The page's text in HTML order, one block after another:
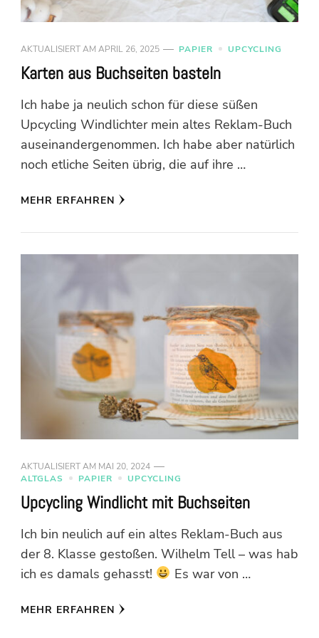
AKTUALISIERT AM APRIL 26, 2025 PAPIER UPCYCLING
Karten aus Buchseiten basteln
Ich habe ja neulich schon für diese süßen
Upcycling Windlichter mein altes Reklam-Buch
auseinandergenommen. Ich habe aber natürlich
noch etliche Seiten übrig, die auf ihre …
MEHR ERFAHREN
AKTUALISIERT AM MAI 20, 2024
ALTGLAS
PAPIER UPCYCLING
Upcycling Windlicht mit Buchseiten
Ich bin neulich auf ein altes Reklam-Buch aus
der 8. Klasse gestoßen. Wilhelm Tell – was hab
ich es damals gehasst!
Es war von …
MEHR ERFAHREN